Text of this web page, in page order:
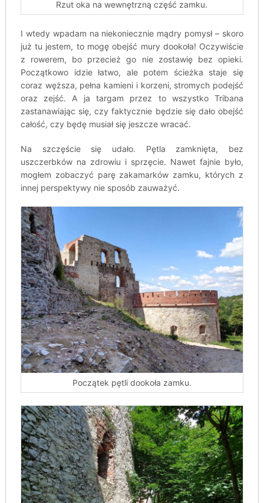
Rzut oka na wewnętrzną część zamku.
I wtedy wpadam na niekoniecznie mądry pomysł – skoro
już tu jestem, to mogę obejść mury dookoła! Oczywiście
z rowerem, bo przecież go nie zostawię bez opieki.
Początkowo idzie łatwo, ale potem ścieżka staje się
coraz węższa, pełna kamieni i korzeni, stromych podejść
oraz zejść. A ja targam przez to wszystko Tribana
zastanawiając się, czy faktycznie będzie się dało obejść
całość, czy będę musiał się jeszcze wracać.
Na szczęście się udało. Pętla zamknięta, bez
uszczerbków na zdrowiu i sprzęcie. Nawet fajnie było,
mogłem zobaczyć parę zakamarków zamku, których z
innej perspektywy nie sposób zauważyć.
Początek pętli dookoła zamku.